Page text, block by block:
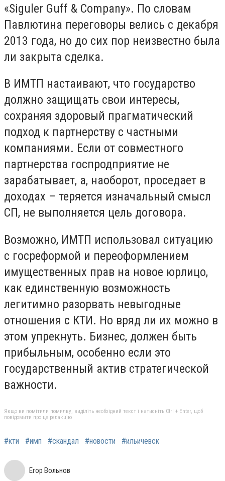
«Siguler Guff & Company». По словам
Павлютина переговоры велись с декабря
2013 года, но до сих пор неизвестно была
ли закрыта сделка.
В ИМТП настаивают, что государство
должно защищать свои интересы,
сохраняя здоровый прагматический
подход к партнерству с частными
компаниями. Если от совместного
партнерства госпродприятие не
зарабатывает, а, наоборот, проседает в
доходах – теряется изначальный смысл
СП, не выполняется цель договора.
Возможно, ИМТП использовал ситуацию
с госреформой и переоформлением
имущественных прав на новое юрлицо,
как единственную возможность
легитимно разорвать невыгодные
отношения с КТИ. Но вряд ли их можно в
этом упрекнуть. Бизнес, должен быть
прибыльным, особенно если это
государственный актив стратегической
важности.
Якщо ви помітили помилку, виділіть необхідний текст і натисніть Ctrl + Enter, щоб
повідомити про це редакцію
#кти #имп #скандал #новости #ильичевск
Егор Вольнов